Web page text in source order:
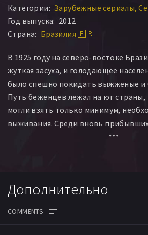
Категории: Зарубежные сериалы
Год выпуска: 2012
Страна: Бразилия 🇧🇷
В 1925 году на северо-востоке
жуткая засуха, и голодающее
было спешно покидать выжженые и
Путь беженцев лежал на юг страны,
могли взять только минимум,
выживания. Среди вновь
мулатка Габриэла, потерявшая
непосредственностью. Габриэла
принадлежит бар «Везувий». Насиб
Дополнительно